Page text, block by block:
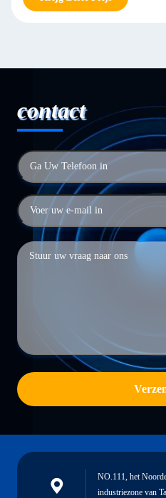
contact
NO.111, het
industriezone van